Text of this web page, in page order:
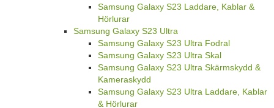
Samsung Galaxy S23 Laddare, Kablar &
Hörlurar
Samsung Galaxy S23 Ultra
Samsung Galaxy S23 Ultra Fodral
Samsung Galaxy S23 Ultra Skal
Samsung Galaxy S23 Ultra Skärmskydd &
Kameraskydd
Samsung Galaxy S23 Ultra Laddare, Kablar
& Hörlurar